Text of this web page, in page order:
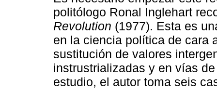
politólogo Ronal Inglehart
Revolution (1977). Esta es
en la ciencia política de cara
sustitución de valores
instrustrializadas y en vías
estudio, el autor toma seis